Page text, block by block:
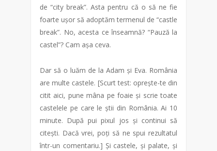
de “city break”. Asta pentru că o să ne fie
foarte ușor să adoptăm termenul de “castle
break”. No, acesta ce înseamnă? “Pauză la
castel”? Cam așa ceva.
Dar să o luăm de la Adam și Eva. România
are multe castele. [Scurt test: oprește-te din
citit aici, pune mâna pe foaie și scrie toate
castelele pe care le știi din România. Ai 10
minute. După pui pixul jos și continui să
citești. Dacă vrei, poți să ne spui rezultatul
într-un comentariu.] Și castele, și palate, și